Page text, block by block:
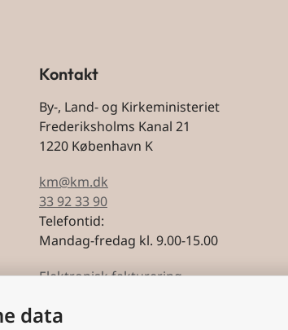
Kontakt
By-, Land- og Kirkeministeriet
Frederiksholms Kanal 21
1220 København K
km@km.dk
33 92 33 90
Telefontid:
Mandag-fredag kl. 9.00-15.00
Elektronisk fakturering
CVR: 59743228
data